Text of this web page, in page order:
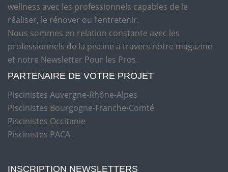
wellness avec les professionnels capables de le
réaliser, le rénover ou l’entretenir.
Nous sommes en relation constante avec les
professionnels de la piscine à travers notre magazine
et notre Newsletter Pour les Pros.
PARTENAIRE DE VOTRE PROJET
Piscinistes Auvergne-Rhône-Alpes
Piscinistes Bourgogne-Franche-Comté
Piscinistes Occitanie
Piscinistes PACA
INSCRIPTION NEWSLETTERS